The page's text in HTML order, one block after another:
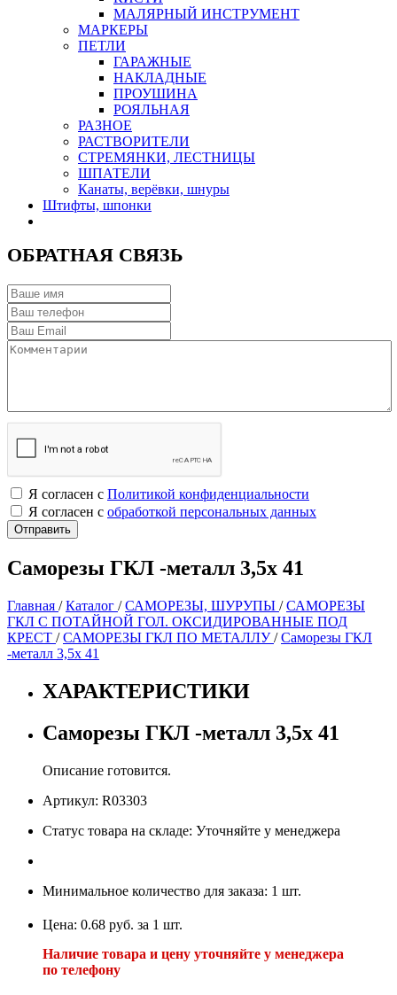
МАЛЯРНЫЙ ИНСТРУМЕНТ
МАРКЕРЫ
ПЕТЛИ
ГАРАЖНЫЕ
НАКЛАДНЫЕ
ПРОУШИНА
РОЯЛЬНАЯ
РАЗНОЕ
РАСТВОРИТЕЛИ
СТРЕМЯНКИ, ЛЕСТНИЦЫ
ШПАТЕЛИ
Канаты, верёвки, шнуры
Штифты, шпонки
ОБРАТНАЯ СВЯЗЬ
Я согласен с Политикой конфиденциальности
Я согласен с обработкой персональных данных
Саморезы ГКЛ -металл 3,5х 41
Главная /Каталог /САМОРЕЗЫ, ШУРУПЫ /САМОРЕЗЫ
ГКЛ С ПОТАЙНОЙ ГОЛ. ОКСИДИРОВАННЫЕ ПОД
КРЕСТ /САМОРЕЗЫ ГКЛ ПО МЕТАЛЛУ/Саморезы ГКЛ
-металл 3,5х 41
ХАРАКТЕРИСТИКИ
Саморезы ГКЛ -металл 3,5х 41
Описание готовится.
Артикул: R03303
Статус товара на складе: Уточняйте у менеджера
Минимальное количество для заказа: 1 шт.
Цена: 0.68 руб. за 1 шт.
Наличие товара и цену уточняйте у менеджера
по телефону